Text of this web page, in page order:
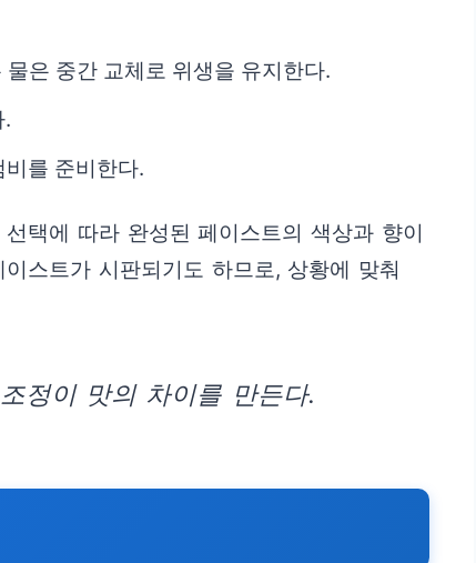
은 중간 교체로 위생을 유지한다.
.
를 준비한다.
택에 따라 완성된 페이스트의 색상과 향이
스트가 시판되기도 하므로, 상황에 맞춰
정이 맛의 차이를 만든다.